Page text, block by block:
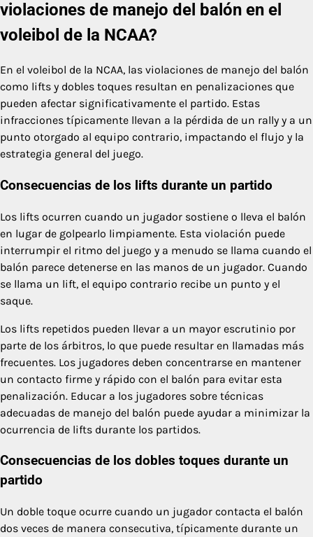
violaciones de manejo del balón en el
voleibol de la NCAA?
En el voleibol de la NCAA, las violaciones de manejo del balón
como lifts y dobles toques resultan en penalizaciones que
pueden afectar significativamente el partido. Estas
infracciones típicamente llevan a la pérdida de un rally y a un
punto otorgado al equipo contrario, impactando el flujo y la
estrategia general del juego.
Consecuencias de los lifts durante un partido
Los lifts ocurren cuando un jugador sostiene o lleva el balón
en lugar de golpearlo limpiamente. Esta violación puede
interrumpir el ritmo del juego y a menudo se llama cuando el
balón parece detenerse en las manos de un jugador. Cuando
se llama un lift, el equipo contrario recibe un punto y el
saque.
Los lifts repetidos pueden llevar a un mayor escrutinio por
parte de los árbitros, lo que puede resultar en llamadas más
frecuentes. Los jugadores deben concentrarse en mantener
un contacto firme y rápido con el balón para evitar esta
penalización. Educar a los jugadores sobre técnicas
adecuadas de manejo del balón puede ayudar a minimizar la
ocurrencia de lifts durante los partidos.
Consecuencias de los dobles toques durante un
partido
Un doble toque ocurre cuando un jugador contacta el balón
dos veces de manera consecutiva, típicamente durante un